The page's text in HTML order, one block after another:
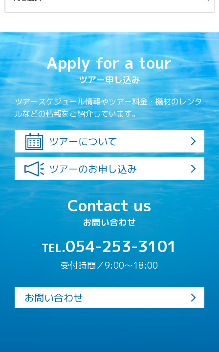
Apply for a tour
ツアー申し込み
ツアースケジュール情報やツアー料金・機材のレンタ
ルなどの情報をご紹介しています。
ツアーについて
ツアーのお申し込み
Contact us
お問い合わせ
TEL.054-253-3101
受付時間／9:00〜18:00
お問い合わせ